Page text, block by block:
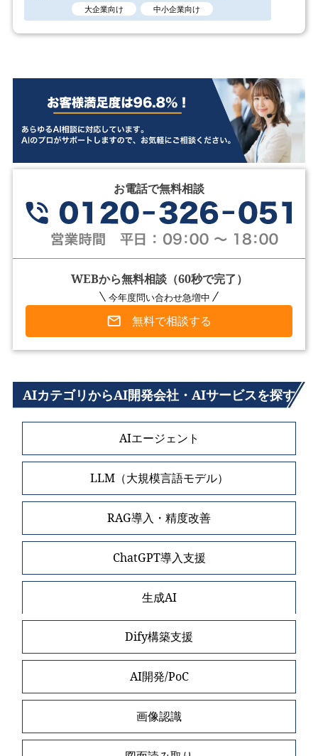
大企業向け
中小企業向け
お電話で無料相談
WEBから無料相談（60秒で完了）
今年度問い合わせ急増中
無料で相談する
AIカテゴリからAI開発会社・AIサービスを探す
AIエージェント
LLM（大規模言語モデル）
RAG導入・精度改善
ChatGPT導入支援
生成AI
Dify構築支援
AI開発/PoC
画像認識